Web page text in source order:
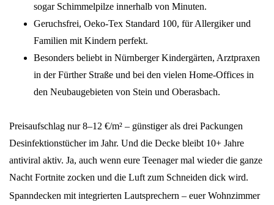
sogar Schimmelpilze innerhalb von Minuten.
Geruchsfrei, Oeko-Tex Standard 100, für Allergiker und
Familien mit Kindern perfekt.
Besonders beliebt in Nürnberger Kindergärten, Arztpraxen
in der Fürther Straße und bei den vielen Home-Offices in
den Neubaugebieten von Stein und Oberasbach.
Preisaufschlag nur 8–12 €/m² – günstiger als drei Packungen
Desinfektionstücher im Jahr. Und die Decke bleibt 10+ Jahre
antiviral aktiv. Ja, auch wenn eure Teenager mal wieder die ganze
Nacht Fortnite zocken und die Luft zum Schneiden dick wird.
Spanndecken mit integrierten Lautsprechern – euer Wohnzimmer